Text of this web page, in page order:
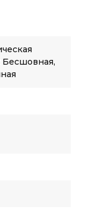
Бесшовная,